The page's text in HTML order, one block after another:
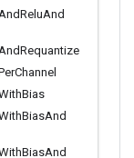
ReluAnd
Requantize
Channel
Bias
BiasAnd
BiasAnd